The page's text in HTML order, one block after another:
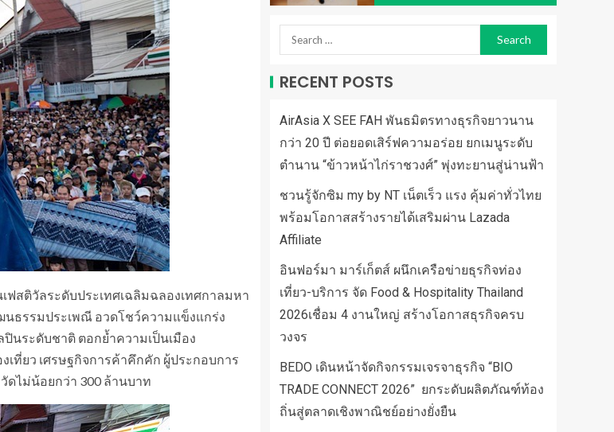
สติวัลระดับประเทศเฉลิมฉลองเทศกาลมหา
ธรรมประเพณี อวดโชว์ความแข็งแกร่ง
นระดับชาติ ตอกย้ำความเป็นเมือง
เที่ยว เศรษฐกิจการค้าคึกคัก ผู้ประกอบการ
ไม่น้อยกว่า 300 ล้านบาท
RECENT POSTS
AirAsia X SEE FAH พันธมิตรทางธุรกิจยาวนาน
กว่า 20 ปี ต่อยอดเสิร์ฟความอร่อย ยกเมนูระดับ
ตำนาน “ข้าวหน้าไก่ราชวงศ์” พุ่งทะยานสู่น่านฟ้า
ชวนรู้จักซิม my by NT เน็ตเร็ว แรง คุ้มค่าทั่วไทย
พร้อมโอกาสสร้างรายได้เสริมผ่าน Lazada
Affiliate
อินฟอร์มา มาร์เก็ตส์ ผนึกเครือข่ายธุรกิจท่อง
เที่ยว-บริการ จัด Food & Hospitality Thailand
2026เชื่อม 4 งานใหญ่ สร้างโอกาสธุรกิจครบ
วงจร
BEDO เดินหน้าจัดกิจกรรมเจรจาธุรกิจ “BIO
TRADE CONNECT 2026” ยกระดับผลิตภัณฑ์ท้อง
ถิ่นสู่ตลาดเชิงพาณิชย์อย่างยั่งยืน